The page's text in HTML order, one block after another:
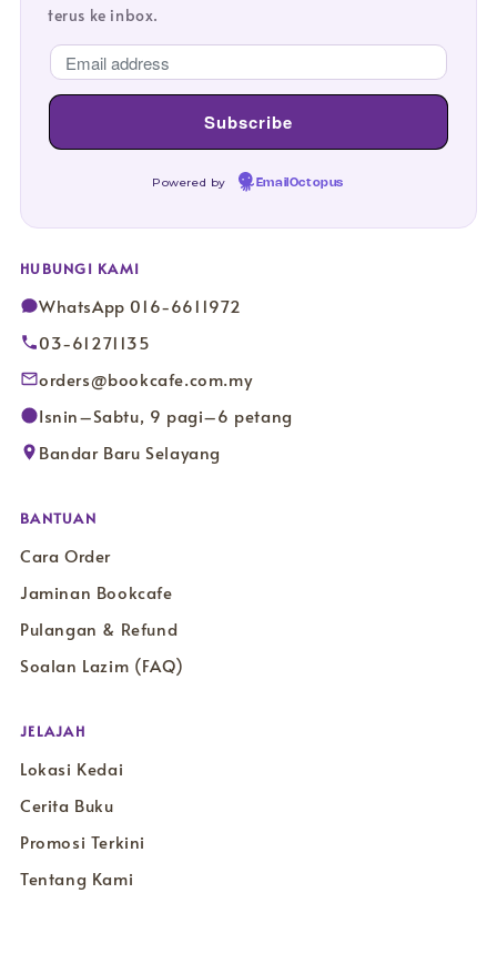
terus ke inbox.
Powered by EmailOctopus
HUBUNGI KAMI
WhatsApp 016-6611972
03-61271135
orders@bookcafe.com.my
Isnin–Sabtu, 9 pagi–6 petang
Bandar Baru Selayang
BANTUAN
Cara Order
Jaminan Bookcafe
Pulangan & Refund
Soalan Lazim (FAQ)
JELAJAH
Lokasi Kedai
Cerita Buku
Promosi Terkini
Tentang Kami